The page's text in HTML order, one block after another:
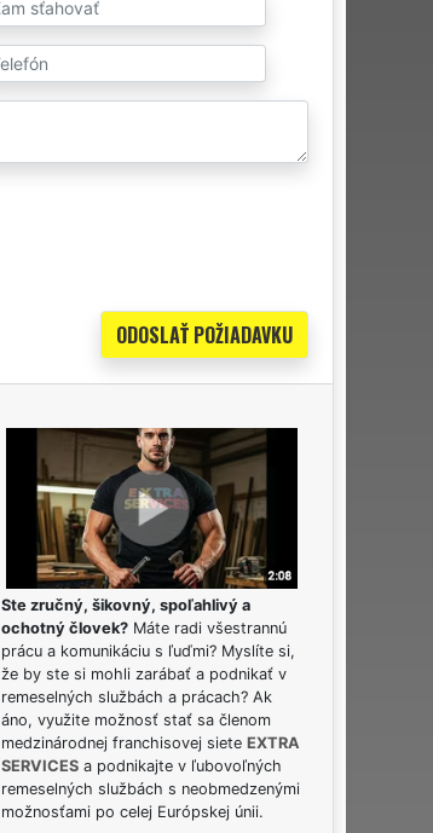
Ste zručný, šikovný, spoľahlivý a
ochotný človek? Máte radi všestrannú
prácu a komunikáciu s ľuďmi? Myslíte si,
že by ste si mohli zarábať a podnikať v
remeselných službách a prácach? Ak
áno, využite možnosť stať sa členom
medzinárodnej franchisovej siete EXTRA
SERVICES a podnikajte v ľubovoľných
remeselných službách s neobmedzenými
možnosťami po celej Európskej únii.